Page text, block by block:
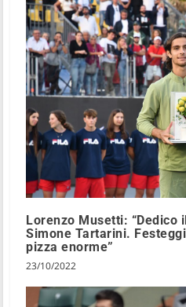
Lorenzo Musetti: “Dedico
Simone Tartarini.
pizza enorme”
23/10/2022